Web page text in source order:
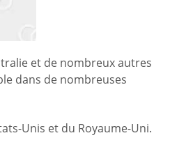
et de nombreux autres
dans de nombreuses
Unis et du Royaume-Uni.